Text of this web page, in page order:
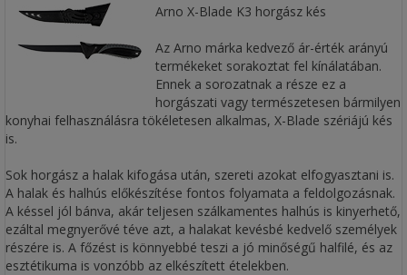
Arno X-Blade K3 horgász kés
Az Arno márka kedvező ár-érték arányú
termékeket sorakoztat fel kínálatában.
Ennek a sorozatnak a része ez a
horgászati vagy természetesen bármilyen
konyhai felhasználásra tökéletesen alkalmas, X-Blade szériájú kés
is.
Sok horgász a halak kifogása után, szereti azokat elfogyasztani is.
A halak és halhús előkészítése fontos folyamata a feldolgozásnak.
A késsel jól bánva, akár teljesen szálkamentes halhús is kinyerhető,
ezáltal megnyerővé téve azt, a halakat kevésbé kedvelő személyek
részére is. A főzést is könnyebbé teszi a jó minőségű halfilé, és az
esztétikuma is vonzóbb az elkészített ételekben.